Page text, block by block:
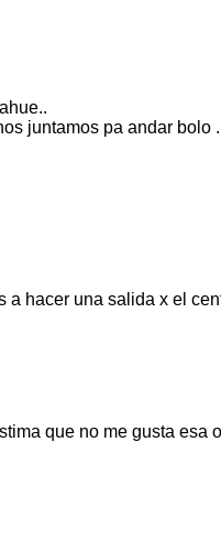
juntamos pa andar bolo .
a hacer una salida x el
que no me gusta esa